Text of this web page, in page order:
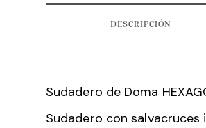
DESCRIPCIÓN
Sudadero de Doma
Sudadero con